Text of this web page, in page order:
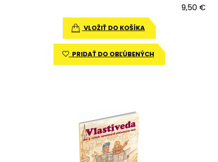
9,50 €
VLOŽIŤ DO KOŠÍKA
PRIDAŤ DO OBĽÚBENÝCH